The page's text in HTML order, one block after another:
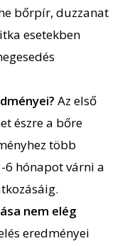
bőrpír, duzzanat
esetekben
Az első
észre a bőre
több
6 hónapot várni a
nem elég
eredményei